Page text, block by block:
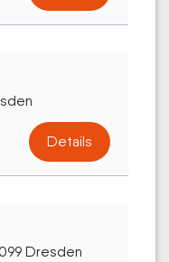
Details
Dresden